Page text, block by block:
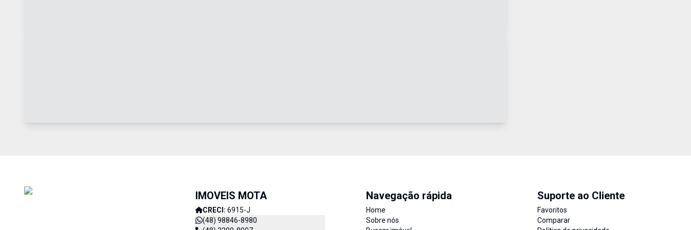
IMOVEIS MOTA
CRECI: 6915-J
(48) 98846-8980
Navegação rápida
Home
Sobre nós
Suporte ao Cliente
Favoritos
Comparar